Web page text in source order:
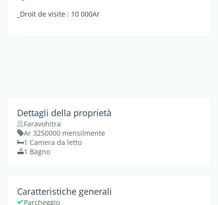
_Droit de visite : 10 000Ar
Dettagli della proprietà
Faravohitra
Ar 3250000 mensilmente
1 Camera da letto
1 Bagno
Caratteristiche generali
Parcheggio